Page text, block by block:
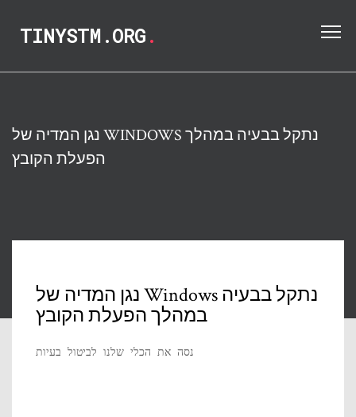
TINYSTM.ORG.
נגן המדיה של WINDOWS נתקל בבעיה במהלך
הפעלת הקובץ
נגן המדיה של Windows נתקל בבעיה
במהלך הפעלת הקובץ
נסה את הכלי שלנו לביטול בעיות